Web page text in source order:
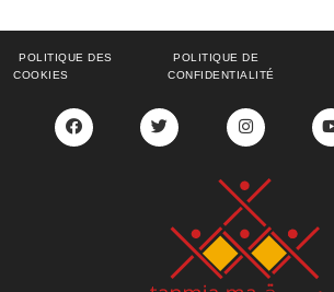
POLITIQUE DES
COOKIES
POLITIQUE DE
CONFIDENTIALITÉ